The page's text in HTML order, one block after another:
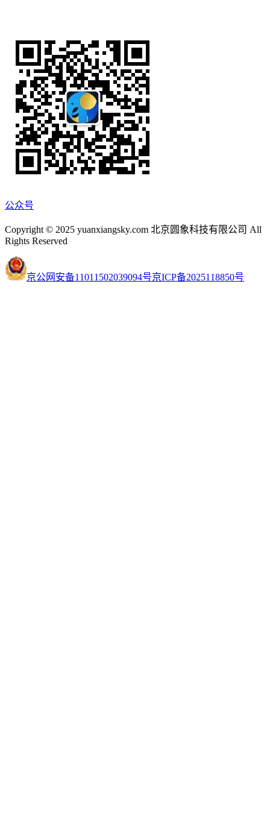
公众号
Copyright © 2025 yuanxiangsky.com 北京圆象科技有限公司 All
Rights Reserved
京公网安备11011502039094号京ICP备2025118850号